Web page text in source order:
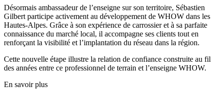
Désormais ambassadeur de l’enseigne sur son territoire, Sébastien
Gilbert participe activement au développement de WHOW dans les
Hautes-Alpes. Grâce à son expérience de carrossier et à sa parfaite
connaissance du marché local, il accompagne ses clients tout en
renforçant la visibilité et l’implantation du réseau dans la région.
Cette nouvelle étape illustre la relation de confiance construite au fil
des années entre ce professionnel de terrain et l’enseigne WHOW.
En savoir plus